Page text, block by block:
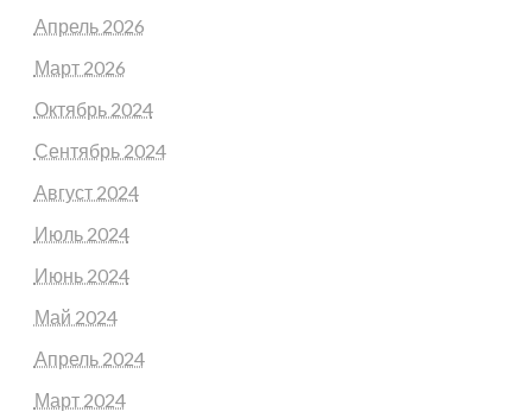
Апрель 2026
Март 2026
Октябрь 2024
Сентябрь 2024
Август 2024
Июль 2024
Июнь 2024
Май 2024
Апрель 2024
Март 2024